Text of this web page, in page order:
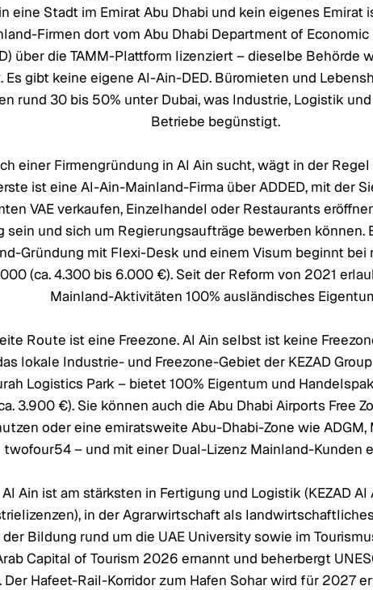
eine Stadt im Emirat Abu Dhabi und kein eigenes Emirat
Firmen dort vom Abu Dhabi Department of
über die TAMM-Plattform lizenziert – dieselbe Behörde
Es gibt keine eigene Al-Ain-DED. Büromieten und
rund 30 bis 50% unter Dubai, was Industrie, Logistik
Betriebe begünstigt.
einer Firmengründung in Al Ain sucht, wägt in der
ist eine Al-Ain-Mainland-Firma über ADDED, mit der
VAE verkaufen, Einzelhandel oder Restaurants
sein und sich um Regierungsaufträge bewerben können.
Gründung mit Flexi-Desk und einem Visum beginnt bei
(ca. 4.300 bis 6.000 €). Seit der Reform von 2021
Mainland-Aktivitäten 100% ausländisches
Route ist eine Freezone. Al Ain selbst ist keine
lokale Industrie- und Freezone-Gebiet der KEZAD
Logistics Park – bietet 100% Eigentum und
3.900 €). Sie können auch die Abu Dhabi Airports Free
oder eine emiratsweite Abu-Dhabi-Zone wie ADGM,
twofour54 – und mit einer Dual-Lizenz Mainland-Kunden
Al Ain ist am stärksten in Fertigung und Logistik (KEZAD Al
in der Agrarwirtschaft als
der Bildung rund um die UAE University sowie im
Capital of Tourism 2026 ernannt und beherbergt
Der Hafeet-Rail-Korridor zum Hafen Sohar wird für 2027